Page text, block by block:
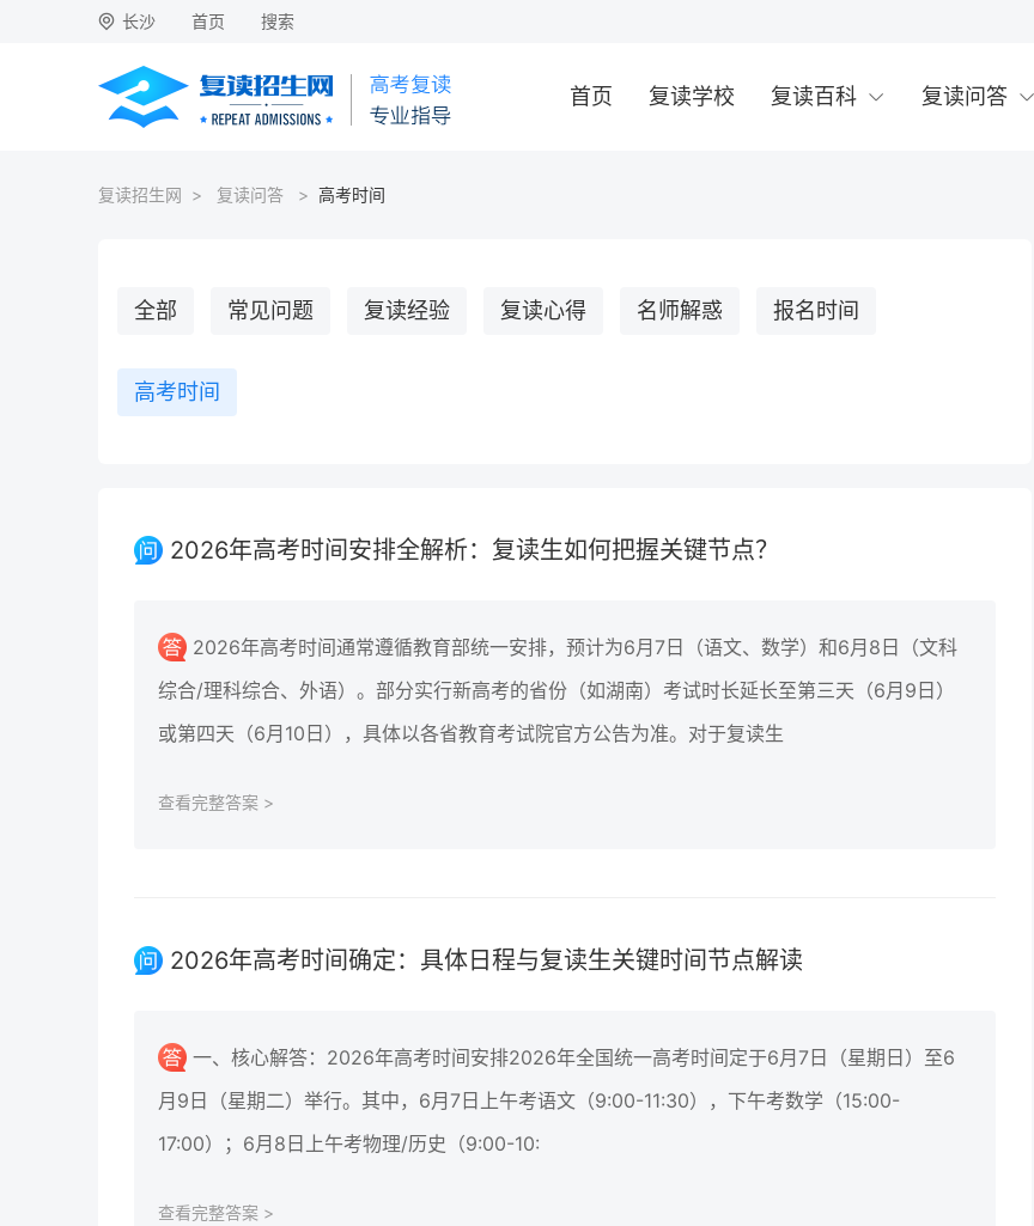
长沙 首页 搜索
首页 复读学校 复读百科 复读问答
复读招生网 > 复读问答 > 高考时间
全部 常见问题 复读经验 复读心得 名师解惑 报名时间
高考时间
2026年高考时间安排全解析：复读生如何把握关键节点？
2026年高考时间通常遵循教育部统一安排，预计为6月7日（语文、数学）和6月8日（文科
综合/理科综合、外语）。部分实行新高考的省份（如湖南）考试时长延长至第三天（6月9日）
或第四天（6月10日），具体以各省教育考试院官方公告为准。对于复读生
查看完整答案 >
2026年高考时间确定：具体日程与复读生关键时间节点解读
一、核心解答：2026年高考时间安排2026年全国统一高考时间定于6月7日（星期日）至6
月9日（星期二）举行。其中，6月7日上午考语文（9:00-11:30），下午考数学（15:00-
17:00）；6月8日上午考物理/历史（9:00-10:
查看完整答案 >